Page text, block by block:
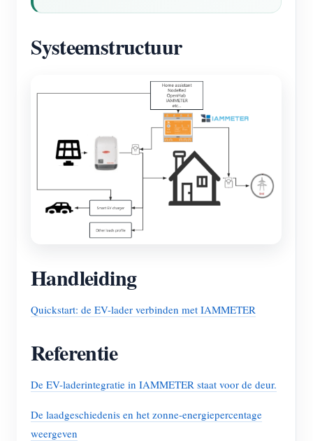
Systeemstructuur
Handleiding
Quickstart: de EV-lader verbinden met IAMMETER
Referentie
De EV-laderintegratie in IAMMETER staat voor de deur.
De laadgeschiedenis en het zonne-energiepercentage
weergeven